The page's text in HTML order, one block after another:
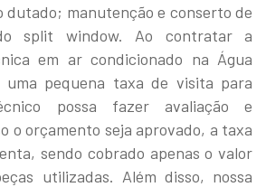
dutado; manutenção e conserto de
split window. Ao contratar a
em ar condicionado na Água
uma pequena taxa de visita para
possa fazer avaliação e
o orçamento seja aprovado, a taxa
sendo cobrado apenas o valor
utilizadas. Além disso, nossa